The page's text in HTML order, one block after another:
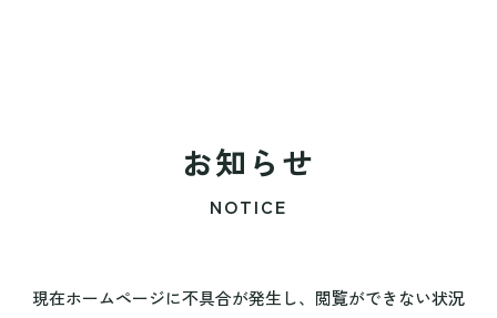
お知らせ
NOTICE
現在ホームページに不具合が発生し、閲覧ができない状況